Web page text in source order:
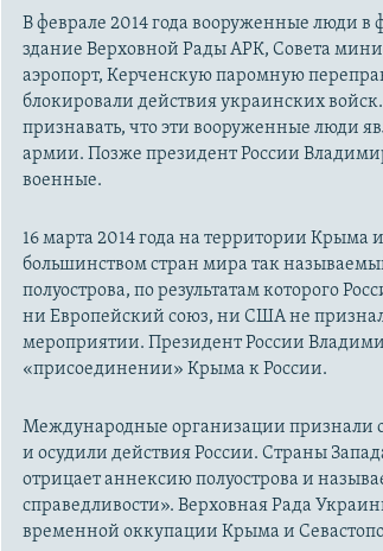
В феврале 2014 года вооруженные люди в
здание Верховной Рады АРК, Совета
аэропорт, Керченскую паромную
блокировали действия украинских
признавать, что эти вооруженные люди
армии. Позже президент России
военные.
16 марта 2014 года на территории
большинством стран мира так
полуострова, по результатам которого
ни Европейский союз, ни США не
мероприятии. Президент России
«присоединении» Крыма к России.
Международные организации
и осудили действия России. Страны
отрицает аннексию полуострова и
справедливости». Верховная Рада
временной оккупации Крыма и